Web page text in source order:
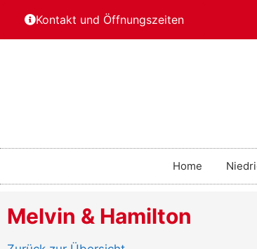
Kontakt und Öffnungszeiten
Home
Melvin & Hamilton